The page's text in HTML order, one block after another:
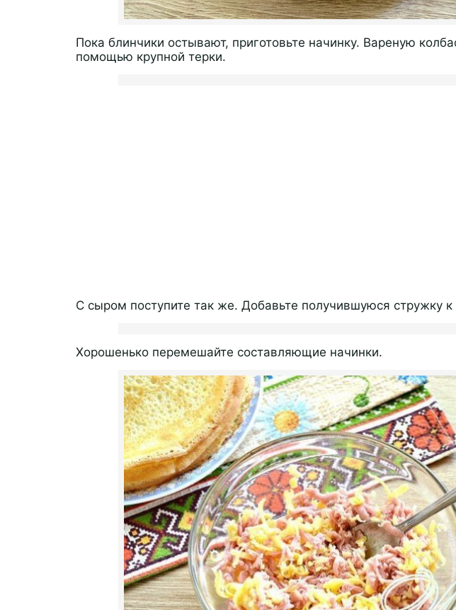
Пока блинчики остывают, приготовьте начинку. Вареную
помощью крупной терки.
С сыром поступите так же. Добавьте получившуюся стружку к
Хорошенько перемешайте составляющие начинки.